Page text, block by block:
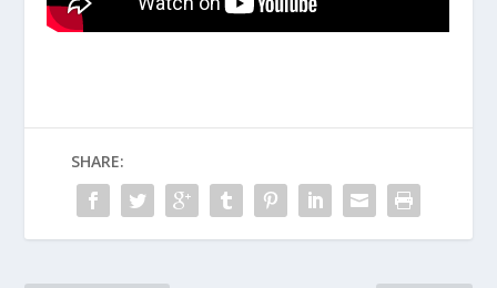
SHARE: